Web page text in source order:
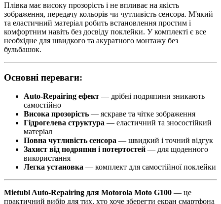
Плівка має високу прозорість і не впливає на якість
зображення, передачу кольорів чи чутливість сенсора. М'який
та еластичний матеріал робить встановлення простим і
комфортним навіть без досвіду поклейки. У комплекті є все
необхідне для швидкого та акуратного монтажу без
бульбашок.
Основні переваги:
Auto-Repairing ефект — дрібні подряпини зникають
самостійно
Висока прозорість — яскраве та чітке зображення
Гідрогелева структура — еластичний та зносостійкий
матеріал
Повна чутливість сенсора — швидкий і точний відгук
Захист від подряпин і потертостей — для щоденного
використання
Легка установка — комплект для самостійної поклейки
Mietubl Auto-Repairing для Motorola Moto G100 — це
практичний вибір для тих, хто хоче зберегти екран смартфона